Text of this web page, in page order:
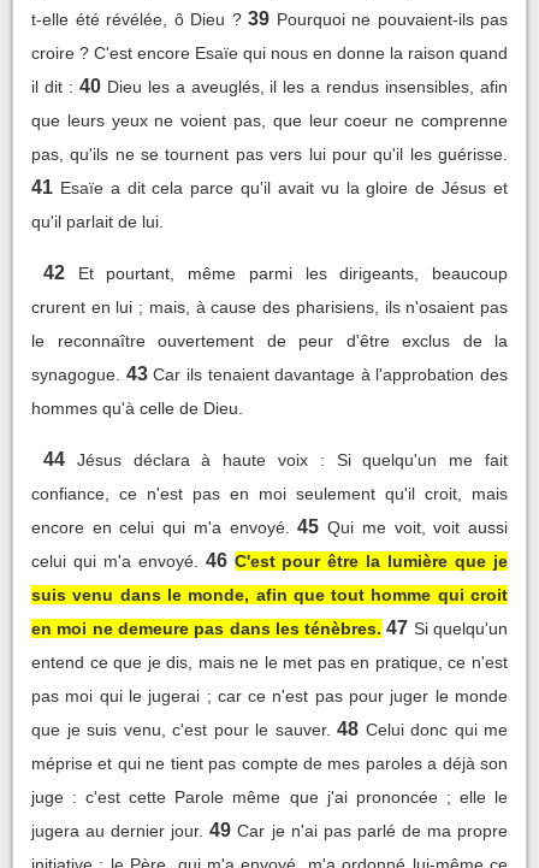
t-elle été révélée, ô Dieu ? 39 Pourquoi ne pouvaient-ils pas
croire ? C'est encore Esaïe qui nous en donne la raison quand
il dit : 40 Dieu les a aveuglés, il les a rendus insensibles, afin
que leurs yeux ne voient pas, que leur coeur ne comprenne
pas, qu'ils ne se tournent pas vers lui pour qu'il les guérisse.
41 Esaïe a dit cela parce qu'il avait vu la gloire de Jésus et
qu'il parlait de lui.
42
Et pourtant, même parmi les dirigeants, beaucoup
crurent en lui ; mais, à cause des pharisiens, ils n'osaient pas
le reconnaître ouvertement de peur d'être exclus de la
synagogue. 43 Car ils tenaient davantage à l'approbation des
hommes qu'à celle de Dieu.
44
Jésus déclara à haute voix : Si quelqu'un me fait
confiance, ce n'est pas en moi seulement qu'il croit, mais
encore en celui qui m'a envoyé.
45 Qui me voit, voit aussi
celui qui m'a envoyé.
46 C'est pour être la lumière que je
suis venu dans le monde, afin que tout homme qui croit
en moi ne demeure pas dans les ténèbres. 47 Si quelqu'un
entend ce que je dis, mais ne le met pas en pratique, ce n'est
pas moi qui le jugerai ; car ce n'est pas pour juger le monde
que je suis venu, c'est pour le sauver. 48 Celui donc qui me
méprise et qui ne tient pas compte de mes paroles a déjà son
juge : c'est cette Parole même que j'ai prononcée ; elle le
jugera au dernier jour. 49 Car je n'ai pas parlé de ma propre